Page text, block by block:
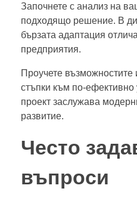
Започнете с анализ на
подходящо решение. В
бързата адаптация
предприятия.
Проучете
стъпки към по-
проект заслужава
развитие.
Често
въпроси